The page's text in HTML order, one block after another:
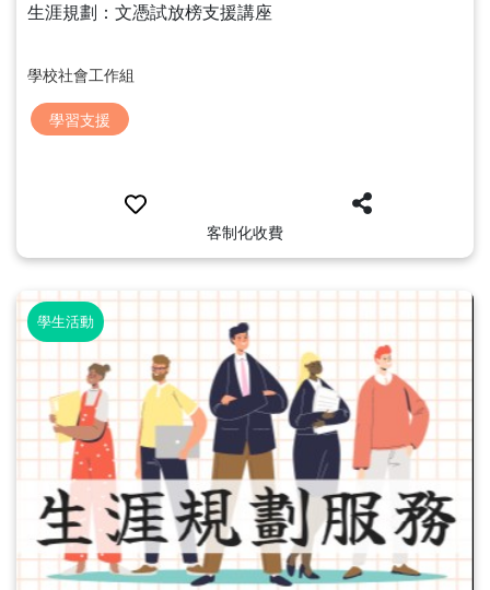
生涯規劃：文憑試放榜支援講座
學校社會工作組
學習支援
客制化收費
學生活動